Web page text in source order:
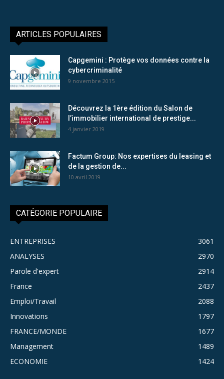
ARTICLES POPULAIRES
Capgemini : Protège vos données contre la
cybercriminalité
9 novembre 2015
Découvrez la 1ère édition du Salon de
l’immobilier international de prestige...
4 janvier 2019
Factum Group: Nos expertises du leasing et
de la gestion de...
10 avril 2019
CATÉGORIE POPULAIRE
ENTREPRISES
3061
ANALYSES
2970
Parole d'expert
2914
France
2437
Emploi/Travail
2088
Innovations
1797
FRANCE/MONDE
1677
Management
1489
ECONOMIE
1424